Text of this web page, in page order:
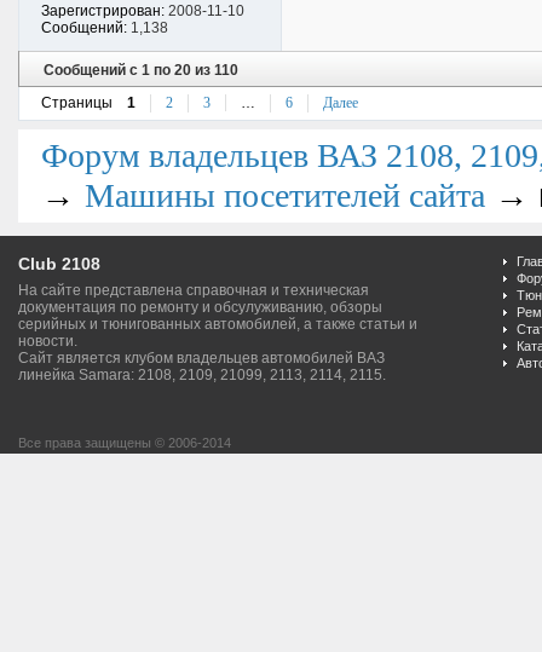
Зарегистрирован: 2008-11-10
Сообщений: 1,138
Сообщений с 1 по 20 из 110
Страницы
1 2 3 … 6 Далее
Форум владельцев ВАЗ 2108,
→ Машины посетителей сайта →
Club 2108
На сайте представлена справочная и техническая
документация по ремонту и обсулуживанию, обзоры
серийных и тюнигованных автомобилей, а также статьи и
новости.
Сайт является клубом владельцев автомобилей ВАЗ
линейка Samara: 2108, 2109, 21099, 2113, 2114, 2115.
Все права защищены © 2006-2014